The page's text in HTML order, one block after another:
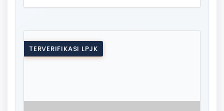
TERVERIFIKASI LPJK